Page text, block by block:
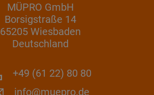
MÜPRO GmbH
Borsigstraße 14
65205 Wiesbaden
Deutschland
+49 (61 22) 80 80
info@muepro.de